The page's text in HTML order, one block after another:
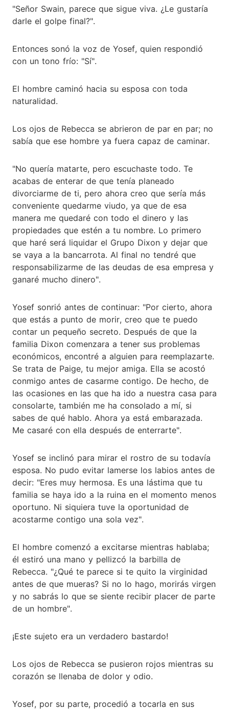
"Señor Swain, parece que sigue viva. ¿Le gustaría
darle el golpe final?".
Entonces sonó la voz de Yosef, quien respondió
con un tono frío: "Sí".
El hombre caminó hacia su esposa con toda
naturalidad.
Los ojos de Rebecca se abrieron de par en par; no
sabía que ese hombre ya fuera capaz de caminar.
"No quería matarte, pero escuchaste todo. Te
acabas de enterar de que tenía planeado
divorciarme de ti, pero ahora creo que sería más
conveniente quedarme viudo, ya que de esa
manera me quedaré con todo el dinero y las
propiedades que estén a tu nombre. Lo primero
que haré será liquidar el Grupo Dixon y dejar que
se vaya a la bancarrota. Al final no tendré que
responsabilizarme de las deudas de esa empresa y
ganaré mucho dinero".
Yosef sonrió antes de continuar: "Por cierto, ahora
que estás a punto de morir, creo que te puedo
contar un pequeño secreto. Después de que la
familia Dixon comenzara a tener sus problemas
económicos, encontré a alguien para reemplazarte.
Se trata de Paige, tu mejor amiga. Ella se acostó
conmigo antes de casarme contigo. De hecho, de
las ocasiones en las que ha ido a nuestra casa para
consolarte, también me ha consolado a mí, si
sabes de qué hablo. Ahora ya está embarazada.
Me casaré con ella después de enterrarte".
Yosef se inclinó para mirar el rostro de su todavía
esposa. No pudo evitar lamerse los labios antes de
decir: "Eres muy hermosa. Es una lástima que tu
familia se haya ido a la ruina en el momento menos
oportuno. Ni siquiera tuve la oportunidad de
acostarme contigo una sola vez".
El hombre comenzó a excitarse mientras hablaba;
él estiró una mano y pellizcó la barbilla de
Rebecca. "¿Qué te parece si te quito la virginidad
antes de que mueras? Si no lo hago, morirás virgen
y no sabrás lo que se siente recibir placer de parte
de un hombre".
¡Este sujeto era un verdadero bastardo!
Los ojos de Rebecca se pusieron rojos mientras su
corazón se llenaba de dolor y odio.
Yosef, por su parte, procedió a tocarla en sus